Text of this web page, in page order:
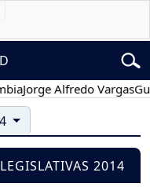
Jorge Alfredo Vargas
2014